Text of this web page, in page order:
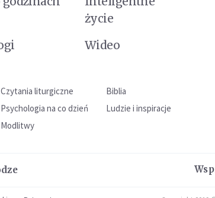
życie
Wideo
Czytania liturgiczne
Biblia
Psychologia na co dzień
Ludzie i inspiracje
Modlitwy